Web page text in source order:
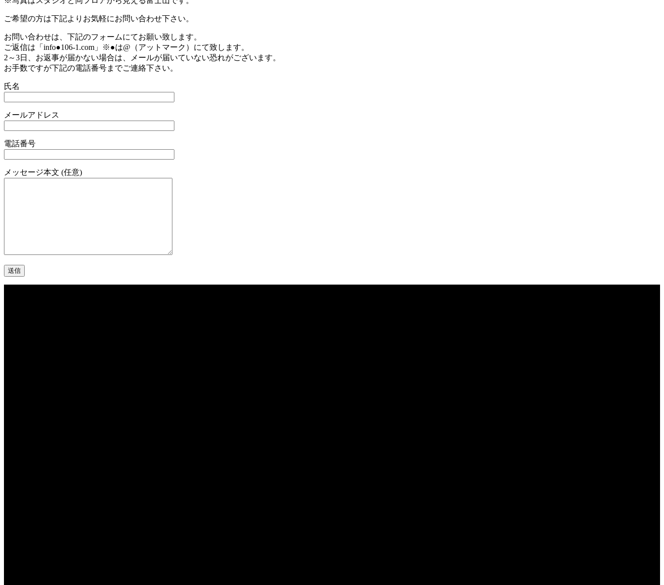
ご希望の方は下記よりお気軽にお問い合わせ下さい。
お問い合わせは、下記のフォームにてお願い致します。
ご返信は「info●106-1.com」※●は@（アットマーク）にて致します。
2～3日、お返事が届かない場合は、メールが届いていない恐れがございます。
お手数ですが下記の電話番号までご連絡下さい。
氏名
メールアドレス
電話番号
メッセージ本文 (任意)